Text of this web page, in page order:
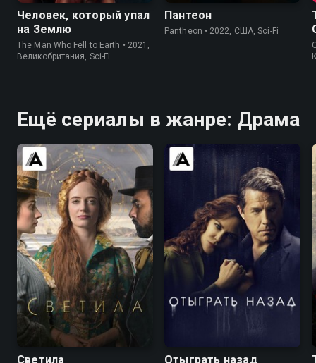
Человек, который упал
на Землю
The Man Who Fell to Earth • 2021,
Великобритания, Sci-Fi
Пантеон
Pantheon • 2022, США, Sci-Fi
Ещё сериалы в жанре: Драма
7.0 6.4
Светила Отыграть назад